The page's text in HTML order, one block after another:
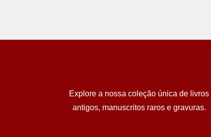
Explore a nossa coleção única de livros
antigos, manuscritos raros e gravuras.